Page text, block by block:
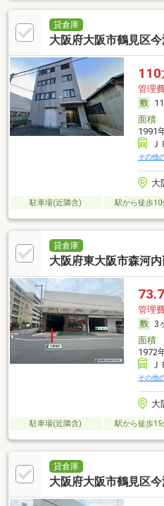
貸倉庫
大阪府大阪市鶴見区
110
管理
面積
1991
その他
大
駐車場(近隣含) 駅から徒歩10
貸倉庫
大阪府東大阪市森河内
管理
3
面積
1972
その他
大
駐車場(近隣含) 駅から徒歩15
貸倉庫
大阪府大阪市鶴見区今